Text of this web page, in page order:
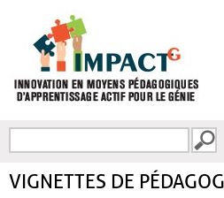
FORMULAIRE DE
VIGNETTES DE